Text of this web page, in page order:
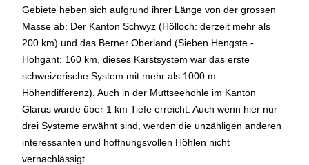
Gebiete heben sich aufgrund ihrer Länge von der grossen
Masse ab: Der Kanton Schwyz (Hölloch: derzeit mehr als
200 km) und das Berner Oberland (Sieben Hengste -
Hohgant: 160 km, dieses Karstsystem war das erste
schweizerische System mit mehr als 1000 m
Höhendifferenz). Auch in der Muttseehöhle im Kanton
Glarus wurde über 1 km Tiefe erreicht. Auch wenn hier nur
drei Systeme erwähnt sind, werden die unzähligen anderen
interessanten und hoffnungsvollen Höhlen nicht
vernachlässigt.